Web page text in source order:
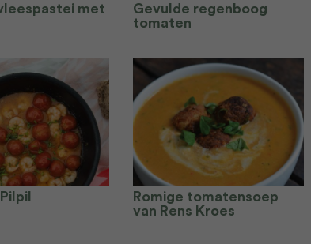
met
Gevulde regenboog
tomaten
Romige tomatensoep
van Rens Kroes